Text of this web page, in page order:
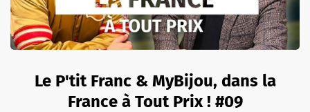
Le P'tit Franc & MyBijou, dans la
France à Tout Prix ! #09